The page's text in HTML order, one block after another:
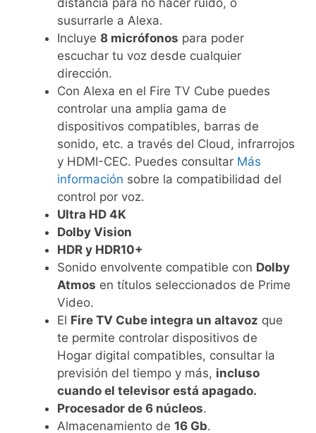
distancia para no hacer ruido, o
susurrarle a Alexa.
Incluye 8 micrófonos para poder
escuchar tu voz desde cualquier
dirección.
Con Alexa en el Fire TV Cube puedes
controlar una amplia gama de
dispositivos compatibles, barras de
sonido, etc. a través del Cloud, infrarrojos
y HDMI-CEC. Puedes consultar Más
información sobre la compatibilidad del
control por voz.
Ultra HD 4K
Dolby Vision
HDR y HDR10+
Sonido envolvente compatible con Dolby
Atmos en títulos seleccionados de Prime
Video.
El Fire TV Cube integra un altavoz que
te permite controlar dispositivos de
Hogar digital compatibles, consultar la
previsión del tiempo y más, incluso
cuando el televisor está apagado.
Procesador de 6 núcleos.
Almacenamiento de 16 Gb.